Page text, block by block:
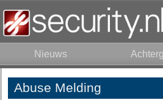
Nieuws
Abuse Melding